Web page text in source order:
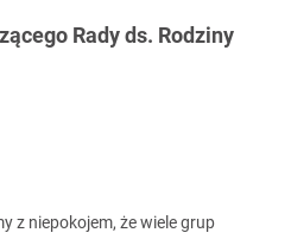
Rady ds. Rodziny
z niepokojem, że wiele grup